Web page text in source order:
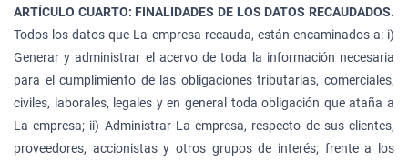
ARTÍCULO CUARTO: FINALIDADES DE LOS DATOS RECAUDADOS.
Todos los datos que La empresa recauda, están encaminados a: i)
Generar y administrar el acervo de toda la información necesaria
para el cumplimiento de las obligaciones tributarias, comerciales,
civiles, laborales, legales y en general toda obligación que ataña a
La empresa; ii) Administrar La empresa, respecto de sus clientes,
proveedores, accionistas y otros grupos de interés; frente a los